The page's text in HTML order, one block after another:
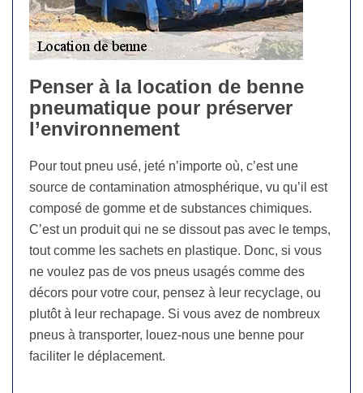
Penser à la location de benne
pneumatique pour préserver
l’environnement
Pour tout pneu usé, jeté n’importe où, c’est une
source de contamination atmosphérique, vu qu’il est
composé de gomme et de substances chimiques.
C’est un produit qui ne se dissout pas avec le temps,
tout comme les sachets en plastique. Donc, si vous
ne voulez pas de vos pneus usagés comme des
décors pour votre cour, pensez à leur recyclage, ou
plutôt à leur rechapage. Si vous avez de nombreux
pneus à transporter, louez-nous une benne pour
faciliter le déplacement.